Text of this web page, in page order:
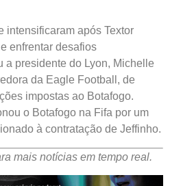
intensificaram após Textor
enfrentar desafios
a presidente do Lyon, Michelle
da Eagle Football, de
impostas ao Botafogo.
o Botafogo na Fifa por um
à contratação de Jeffinho.
mais notícias em tempo real.